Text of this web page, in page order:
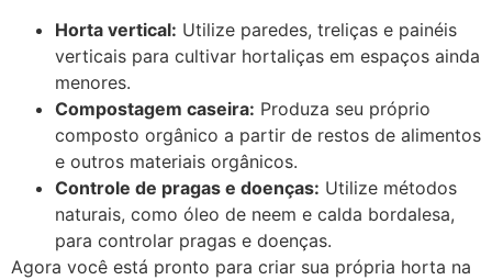
Horta vertical: Utilize paredes, treliças e painéis
verticais para cultivar hortaliças em espaços ainda
menores.
Compostagem caseira: Produza seu próprio
composto orgânico a partir de restos de alimentos
e outros materiais orgânicos.
Controle de pragas e doenças: Utilize métodos
naturais, como óleo de neem e calda bordalesa,
para controlar pragas e doenças.
Agora você está pronto para criar sua própria horta na